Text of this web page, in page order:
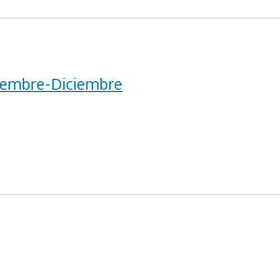
Diciembre